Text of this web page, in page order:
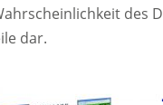
des
dar.